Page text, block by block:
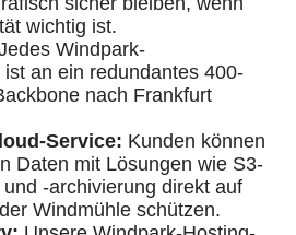
wichtig ist.
Windpark-
an ein redundantes 400-
nach Frankfurt
Service: Kunden können
Daten mit Lösungen wie S3-
-archivierung direkt auf
Windmühle schützen.